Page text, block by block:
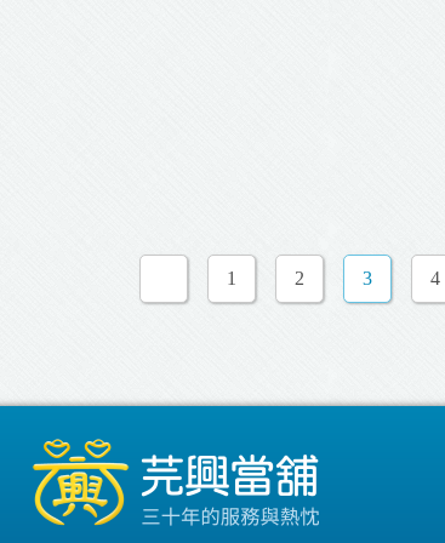
1 2 3 4